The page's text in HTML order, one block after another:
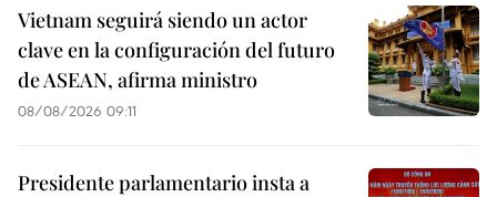
Vietnam seguirá siendo un actor
clave en la configuración del futuro
de ASEAN, afirma ministro
08/08/2026 09:11
Presidente parlamentario insta a